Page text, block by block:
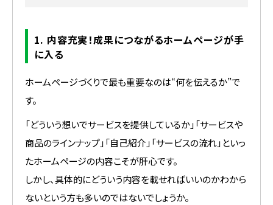
1. 内容充実！成果につながるホームページが手
に入る
ホームページづくりで最も重要なのは“何を伝えるか”で
す。
「どういう想いでサービスを提供しているか」「サービスや
商品のラインナップ」「自己紹介」「サービスの流れ」といっ
たホームページの内容こそが肝心です。
しかし、具体的にどういう内容を載せればいいのかわから
ないという方も多いのではないでしょうか。